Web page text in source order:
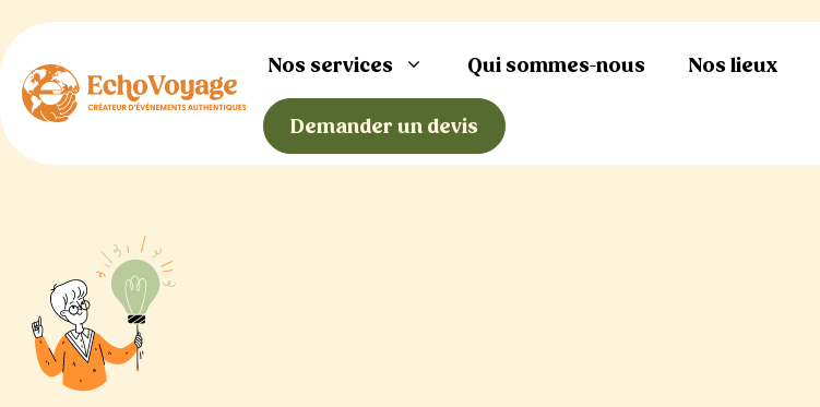
au
contenu
Nos services Qui sommes-nous Nos lieux
Demander un devis